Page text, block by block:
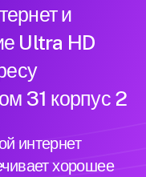
и
Ultra HD
31 корпус 2
интернет
хорошее